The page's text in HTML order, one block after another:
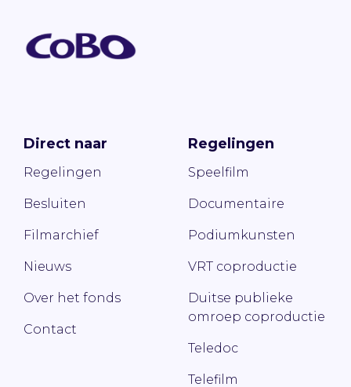
Direct naar
Regelingen
Besluiten
Filmarchief
Nieuws
Over het fonds
Contact
Regelingen
Speelfilm
Documentaire
Podiumkunsten
VRT coproductie
Duitse publieke
omroep coproductie
Teledoc
Telefilm